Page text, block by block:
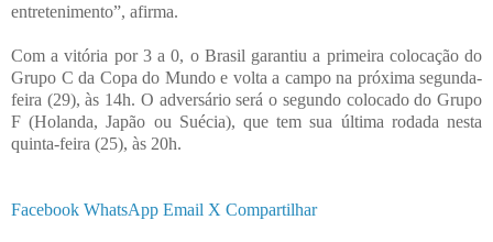
entretenimento”, afirma.
Com a vitória por 3 a 0, o Brasil garantiu a primeira colocação do
Grupo C da Copa do Mundo e volta a campo na próxima segunda-
feira (29), às 14h. O adversário será o segundo colocado do Grupo
F (Holanda, Japão ou Suécia), que tem sua última rodada nesta
quinta-feira (25), às 20h.
Facebook WhatsApp Email X Compartilhar